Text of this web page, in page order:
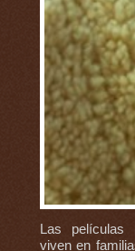
Las películas
viven en